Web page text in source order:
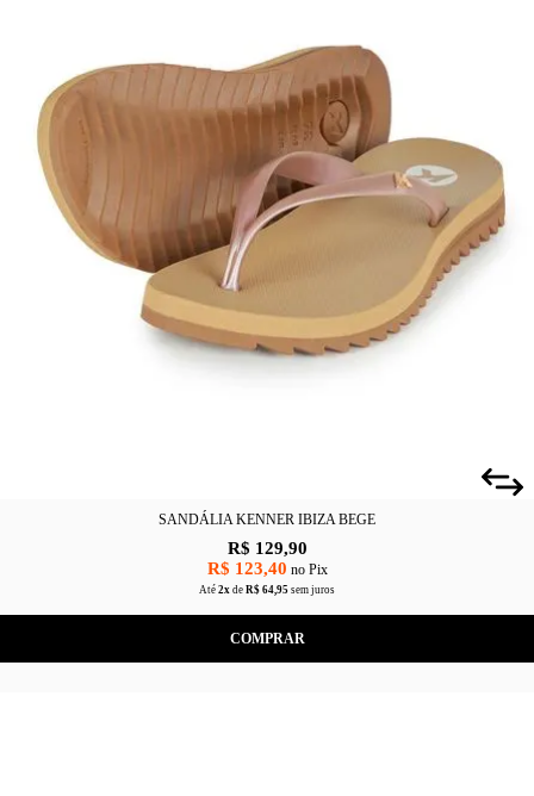
SANDÁLIA KENNER IBIZA BEGE
R$ 129,90
R$ 123,40 no Pix
Até 2x de R$ 64,95 sem juros
COMPRAR